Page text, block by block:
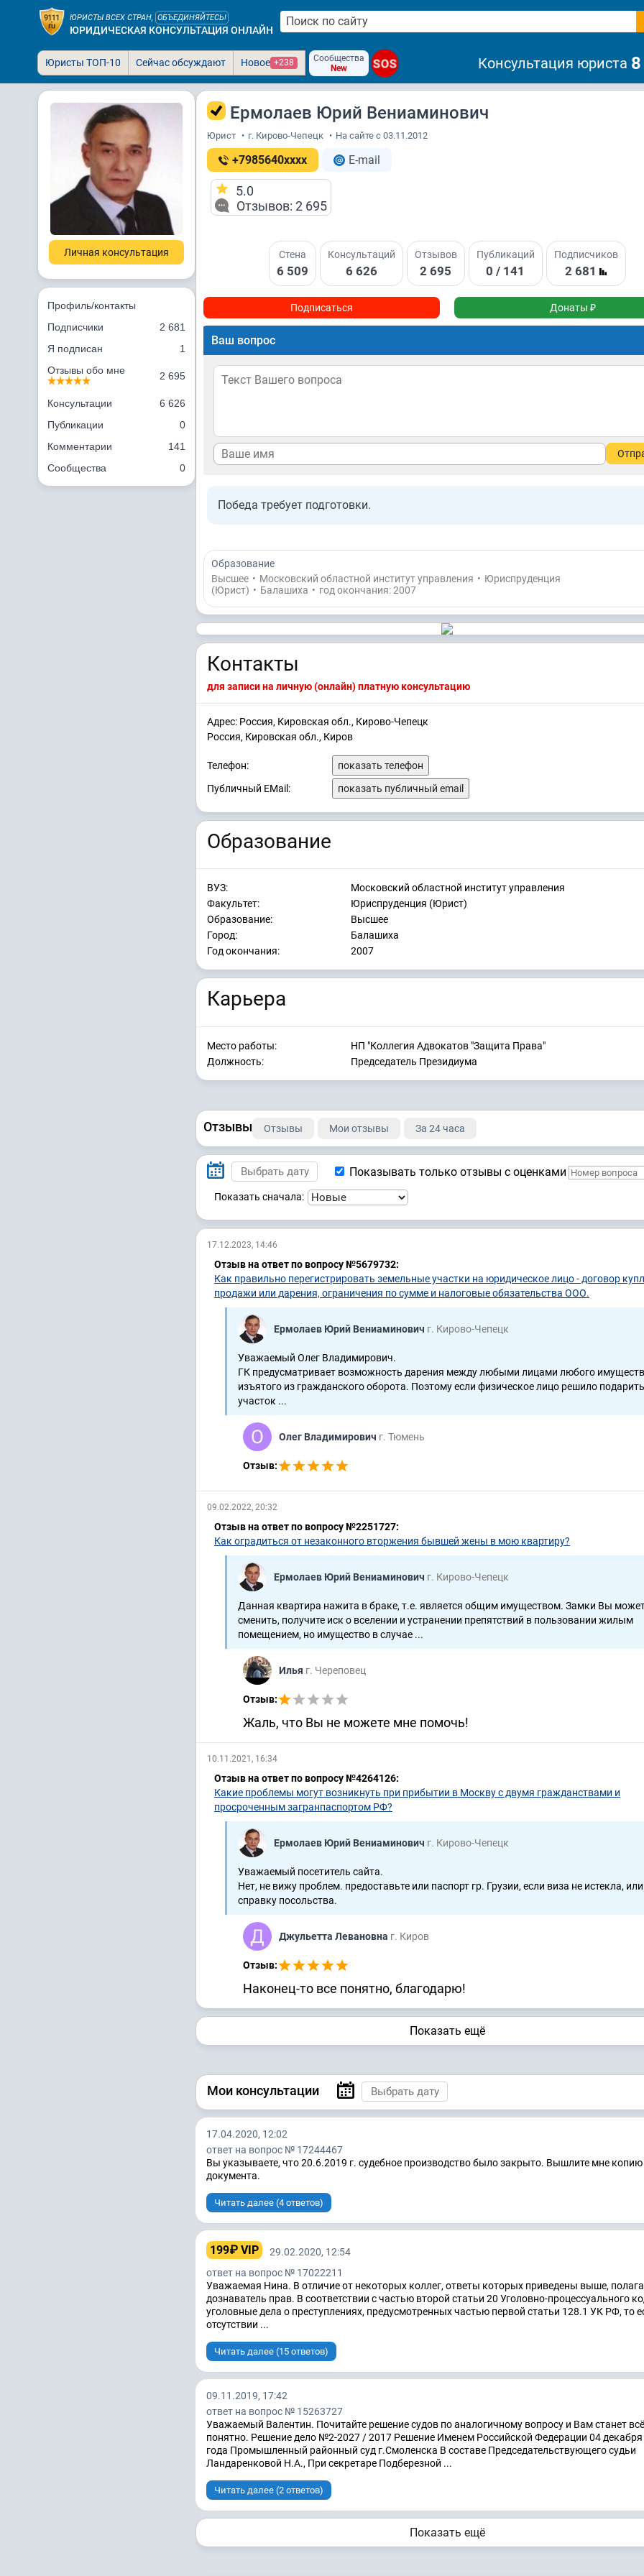
ЮРИСТЫ ВСЕХ СТРАН, ОБЪЕДИНЯЙТЕСЬ!
ЮРИДИЧЕСКАЯ КОНСУЛЬТАЦИЯ ОНЛАЙН
Юристы ТОП-10 Сейчас обсуждают Новое +238
Сообщества
New
SOS Консультация юриста
Личная консультация
Профиль/контакты
Подписчики
2 681
Я подписан
1
Отзывы обо мне
2 695
Консультации
6 626
Публикации
0
Комментарии
141
Сообщества
0
Ермолаев Юрий Вениаминович
Юрист • г. Кирово-Чепецк • На сайте с 03.11.2012
+7985640xxxx E-mail
5.0
Отзывов: 2 695
Стена
6 509
Консультаций
6 626
Отзывов
2 695
Публикаций
0 / 141
Подписчиков
2 681
Подписаться Донаты ₽
Ваш вопрос
Победа требует подготовки.
Образование
Высшее • Московский областной институт управления • Юриспруденция
(Юрист) • Балашиха • год окончания: 2007
Контакты
для записи на личную (онлайн) платную консультацию
Адрес: Россия, Кировская обл., Кирово-Чепецк
Россия, Кировская обл., Киров
Телефон:
показать телефон
Публичный EMail:
показать публичный email
Образование
ВУЗ:
Московский областной институт управления
Факультет:
Юриспруденция (Юрист)
Образование:
Высшее
Город:
Балашиха
Год окончания:
2007
Карьера
Место работы:
НП "Коллегия Адвокатов "Защита Права"
Должность:
Председатель Президиума
Отзывы Отзывы Мои отзывы За 24 часа
Показывать только отзывы с оценками
Показать сначала:
17.12.2023, 14:46
Отзыв на ответ по вопросу №5679732:
Как правильно перегистрировать земельные участки на юридическое лицо - договор
продажи или дарения, ограничения по сумме и налоговые обязательства ООО.
Ермолаев Юрий Вениаминович г. Кирово-Чепецк
Уважаемый Олег Владимирович.
ГК предусматривает возможность дарения между любыми лицами любого
изъятого из гражданского оборота. Поэтому если физическое лицо решило подарить
участок ...
Олег Владимирович г. Тюмень
Отзыв:
09.02.2022, 20:32
Отзыв на ответ по вопросу №2251727:
Как оградиться от незаконного вторжения бывшей жены в мою квартиру?
Ермолаев Юрий Вениаминович г. Кирово-Чепецк
Данная квартира нажита в браке, т.е. является общим имуществом. Замки Вы
сменить, получите иск о вселении и устранении препятствий в пользовании жилым
помещением, но имущество в случае ...
Илья г. Череповец
Отзыв:
Жаль, что Вы не можете мне помочь!
10.11.2021, 16:34
Отзыв на ответ по вопросу №4264126:
Какие проблемы могут возникнуть при прибытии в Москву с двумя гражданствами и
просроченным загранпаспортом РФ?
Ермолаев Юрий Вениаминович г. Кирово-Чепецк
Уважаемый посетитель сайта.
Нет, не вижу проблем. предоставьте или паспорт гр. Грузии, если виза не истекла, или
справку посольства.
Джульетта Левановна г. Киров
Отзыв:
Наконец-то все понятно, благодарю!
Показать ещё
Мои консультации
17.04.2020, 12:02
ответ на вопрос № 17244467
Вы указываете, что 20.6.2019 г. судебное производство было закрыто. Вышлите мне копию
документа.
Читать далее (4 ответов)
199₽ VIP
29.02.2020, 12:54
ответ на вопрос № 17022211
Уважаемая Нина. В отличие от некоторых коллег, ответы которых приведены выше,
дознаватель прав. В соответствии с частью второй статьи 20 Уголовно-процессуального
уголовные дела о преступлениях, предусмотренных частью первой статьи 128.1 УК РФ, то
отсутствии ...
Читать далее (15 ответов)
09.11.2019, 17:42
ответ на вопрос № 15263727
Уважаемый Валентин. Почитайте решение судов по аналогичному вопросу и Вам станет всё
понятно. Решение дело №2-2027 / 2017 Решение Именем Российской Федерации 04
года Промышленный районный суд г.Смоленска В составе Председательствующего судьи
Ландаренковой Н.А., При секретаре Подберезной ...
Читать далее (2 ответов)
Показать ещё